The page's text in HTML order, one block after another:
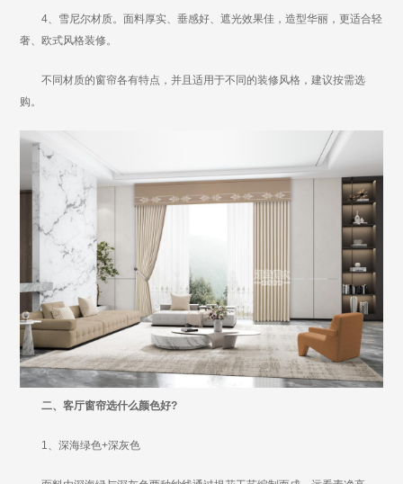
4、雪尼尔材质。面料厚实、垂感好、遮光效果佳，造型华丽，更适合轻
奢、欧式风格装修。
不同材质的窗帘各有特点，并且适用于不同的装修风格，建议按需选
购。
二、客厅窗帘选什么颜色好?
1、深海绿色+深灰色